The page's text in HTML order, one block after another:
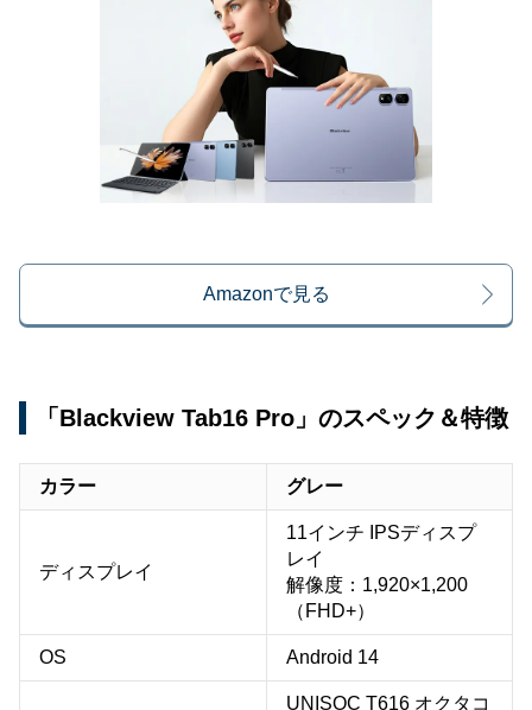
Amazonで見る
「Blackview Tab16 Pro」のスペック＆特徴
カラー グレー
ディスプレイ
11インチ IPSディスプ
レイ
解像度：1,920×1,200
（FHD+）
OS Android 14
UNISOC T616 オクタコ